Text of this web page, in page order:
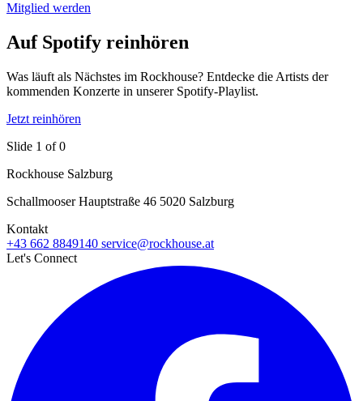
Mitglied werden
Auf Spotify reinhören
Was läuft als Nächstes im Rockhouse? Entdecke die Artists der
kommenden Konzerte in unserer Spotify-Playlist.
Jetzt reinhören
Slide 1 of 0
Rockhouse Salzburg
Schallmooser Hauptstraße 46 5020 Salzburg
Kontakt
+43 662 8849140 service@rockhouse.at
Let's Connect